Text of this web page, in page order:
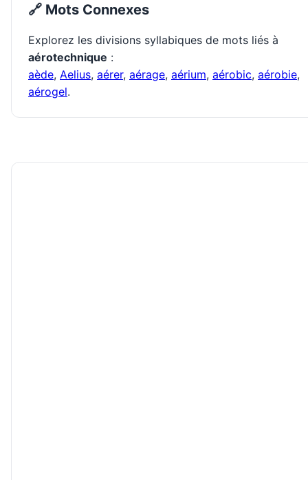
🔗 Mots Connexes
Explorez les divisions syllabiques de mots liés à
aérotechnique :
aède, Aelius, aérer, aérage, aérium, aérobic, aérobie,
aérogel.